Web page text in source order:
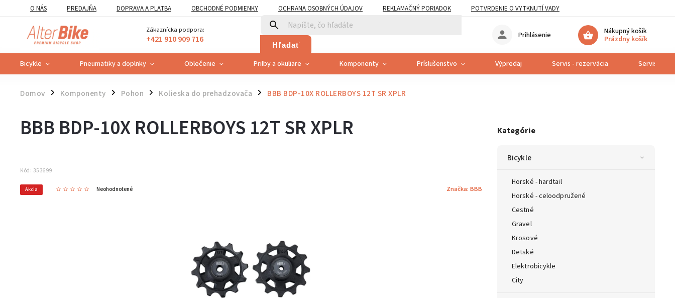
O NÁS PREDAJŇA DOPRAVA A PLATBA OBCHODNÉ PODMIENKY OCHRANA OSOBNÝCH ÚDAJOV REKLAMAČNÝ PORIADOK
POTVRDENIE O VYTKNUTÍ VADY
POUČENIE O UPLATNENÍ PRÁVA SPOTREBITEĽA NA ODSTÚPENIE
Zákaznícka podpora:
+421 910 909 716 Hľadať
Nákupný košík
Prázdny košík
Prihlásenie
Bicykle Pneumatiky a doplnky Oblečenie Prilby a okuliare Komponenty Príslušenstvo Výpredaj Servis - rezervácia Servis
Domov / Komponenty / Pohon / Kolieska do prehadzovača / BBB BDP-10X ROLLERBOYS 12T SR XPLR
Kategórie
Bicykle
Horské - hardtail
Horské - celoodpružené
Cestné
Gravel
Krosové
Detské
Elektrobicykle
City
BBB BDP-10X ROLLERBOYS 12T SR XPLR
Kód: 353699
Akcia Neohodnotené Značka: BBB